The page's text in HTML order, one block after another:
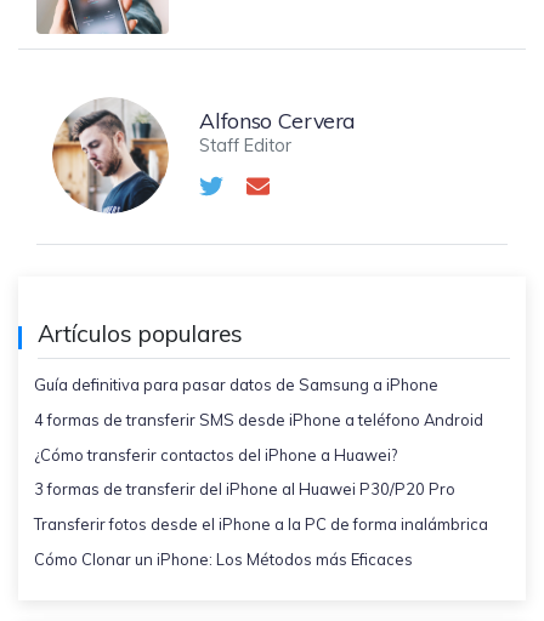
Alfonso Cervera
Staff Editor
Artículos populares
Guía definitiva para pasar datos de Samsung a iPhone
4 formas de transferir SMS desde iPhone a teléfono Android
¿Cómo transferir contactos del iPhone a Huawei?
3 formas de transferir del iPhone al Huawei P30/P20 Pro
Transferir fotos desde el iPhone a la PC de forma inalámbrica
Cómo Clonar un iPhone: Los Métodos más Eficaces